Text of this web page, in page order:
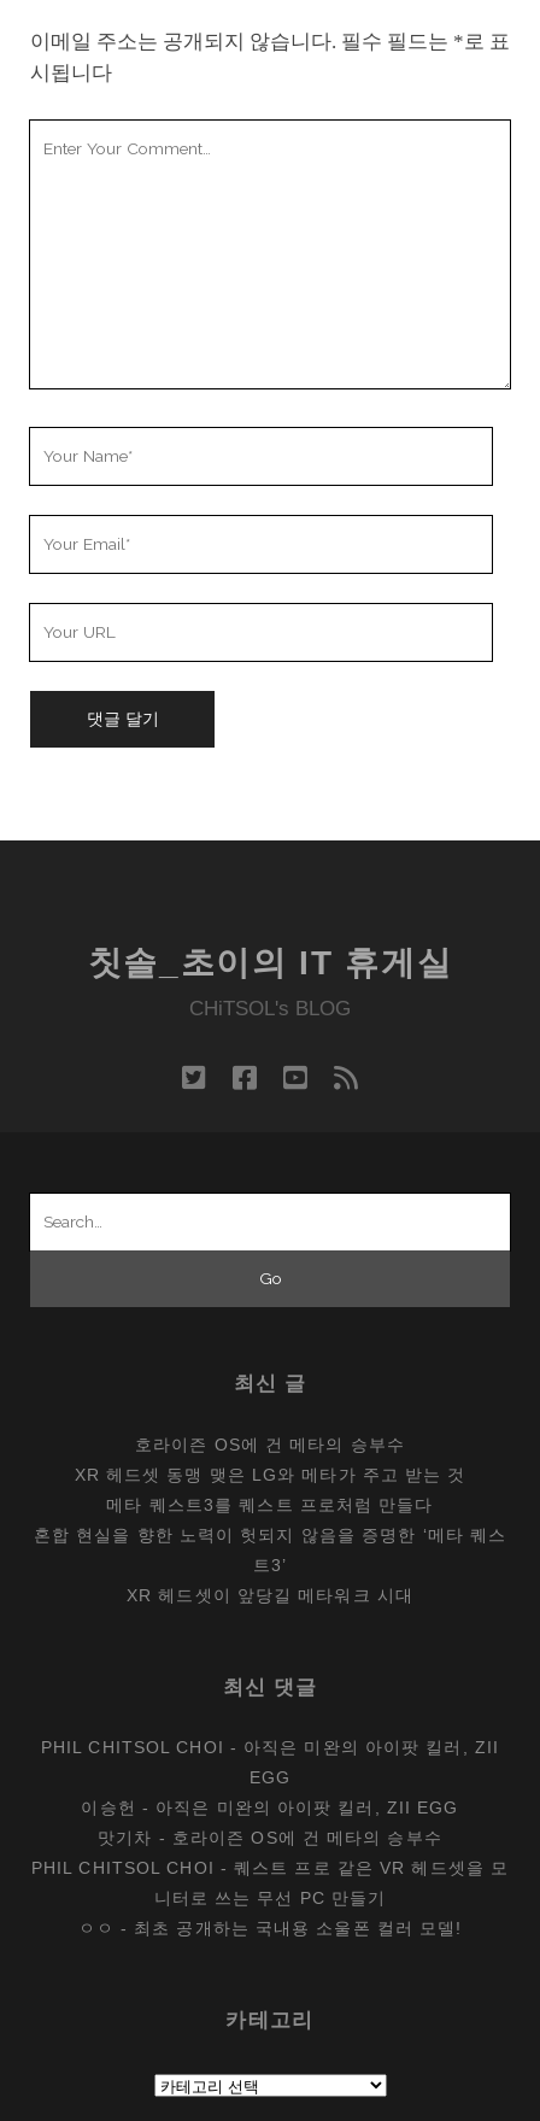
이메일 주소는 공개되지 않습니다. 필수 필드는 *로 표
시됩니다
칫솔_초이의 IT 휴게실
CHiTSOL's BLOG
twitterfacebook
youtube
rss
최신 글
호라이즌 OS에 건 메타의 승부수
XR 헤드셋 동맹 맺은 LG와 메타가 주고 받는 것
메타 퀘스트3를 퀘스트 프로처럼 만들다
혼합 현실을 향한 노력이 헛되지 않음을 증명한 ‘메타 퀘스
트3’
XR 헤드셋이 앞당길 메타워크 시대
최신 댓글
PHIL CHITSOL CHOI - 아직은 미완의 아이팟 킬러, ZII
EGG
이승헌 - 아직은 미완의 아이팟 킬러, ZII EGG
맛기차 - 호라이즌 OS에 건 메타의 승부수
PHIL CHITSOL CHOI -퀘스트 프로 같은 VR 헤드셋을 모
니터로 쓰는 무선 PC 만들기
ㅇㅇ - 최초 공개하는 국내용 소울폰 컬러 모델!
카테고리
테